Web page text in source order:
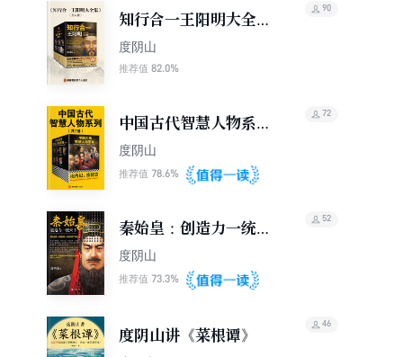
知行合一王阳明大全集
（全六册）
度阴山
推荐值 82.0%
90
中国古代智慧人物系列
（共7册）
度阴山
推荐值 78.6%
72
秦始皇：创造力一统天
下
度阴山
推荐值 73.3%
52
度阴山讲《菜根谭》
46